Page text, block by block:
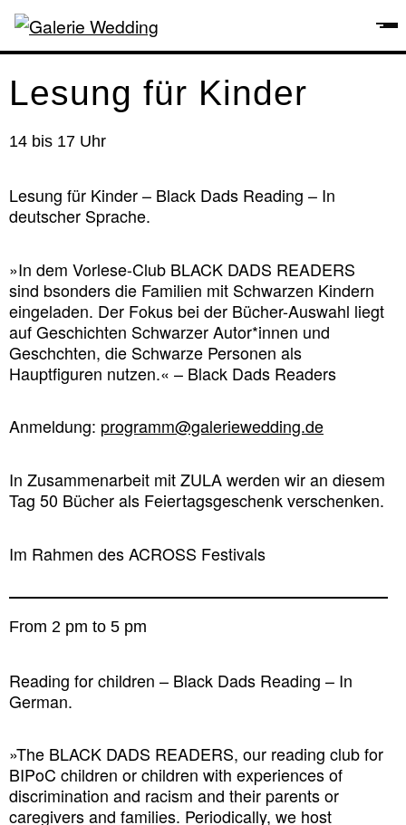
Lesung für Kinder
14 bis 17 Uhr
Lesung für Kinder – Black Dads Reading – In
deutscher Sprache.
»In dem Vorlese-Club BLACK DADS READERS
sind bsonders die Familien mit Schwarzen Kindern
eingeladen. Der Fokus bei der Bücher-Auswahl liegt
auf Geschichten Schwarzer Autor*innen und
Geschchten, die Schwarze Personen als
Hauptfiguren nutzen.« – Black Dads Readers
Anmeldung: programm@galeriewedding.de
In Zusammenarbeit mit ZULA werden wir an diesem
Tag 50 Bücher als Feiertagsgeschenk verschenken.
Im Rahmen des ACROSS Festivals
From 2 pm to 5 pm
Reading for children – Black Dads Reading – In
German.
»The BLACK DADS READERS, our reading club for
BIPoC children or children with experiences of
discrimination and racism and their parents or
caregivers and families. Periodically, we host